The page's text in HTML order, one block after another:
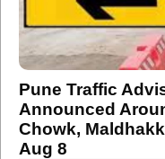
Pune Traffic
Announced
Chowk,
Aug 8